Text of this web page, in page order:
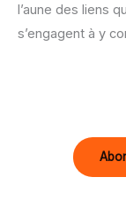
l’aune des liens
s’engagent à y